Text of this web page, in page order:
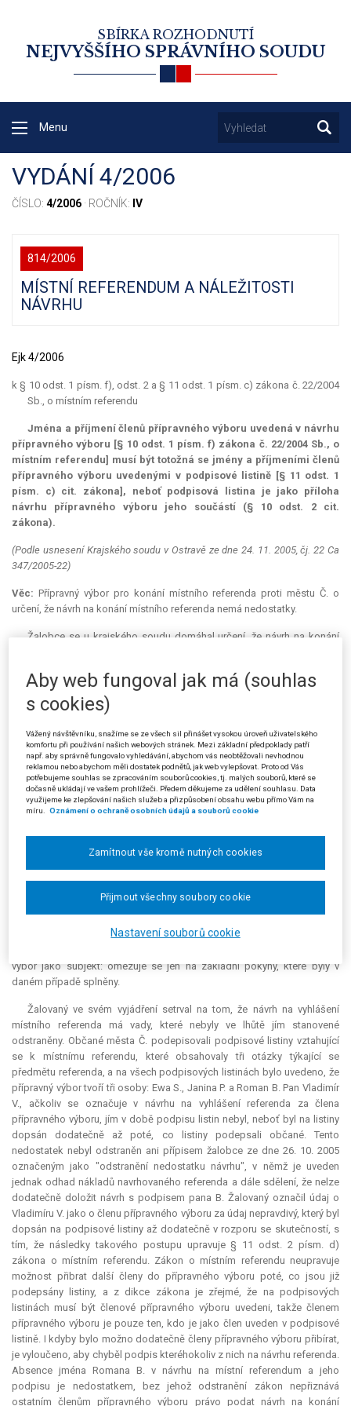
SBÍRKA ROZHODNUTÍ
NEJVYŠŠÍHO SPRÁVNÍHO SOUDU
Menu
VYDÁNÍ 4/2006
ČÍSLO: 4/2006 · ROČNÍK: IV
814/2006
MÍSTNÍ REFERENDUM A NÁLEŽITOSTI
NÁVRHU
Ejk 4/2006
k § 10 odst. 1 písm. f), odst. 2 a § 11 odst. 1 písm. c) zákona č. 22/2004
Sb., o místním referendu
Jména a příjmení členů přípravného výboru uvedená v návrhu
přípravného výboru [§ 10 odst. 1 písm. f) zákona č. 22/2004 Sb., o
místním referendu] musí být totožná se jmény a příjmeními členů
přípravného výboru uvedenými v podpisové listině [§ 11 odst. 1
písm. c) cit. zákona], neboť podpisová listina je jako příloha
návrhu přípravného výboru jeho součástí (§ 10 odst. 2 cit.
zákona).
(Podle usnesení Krajského soudu v Ostravě ze dne 24. 11. 2005, čj. 22 Ca
347/2005-22)
Věc: Přípravný výbor pro konání místního referenda proti městu Č. o
určení, že návrh na konání místního referenda nemá nedostatky.
Žalobce se u krajského soudu domáhal určení, že návrh na konání
konání místního referenda odstranil na základě výzvy žalovaného, kterou
obdržel dne 18. 10. 2005, a to ve stanovené lhůtě. Nesouhlasí však s
názorem, že došlo k rozporu ve složení a počtu členů přípravného
výboru, a tím nebyly splněny podmínky stanovené zákonem pro
vyhlášení místního referenda. Původními členy přípravného výboru byli
Ewa S., Janina P. a Roman B. Podpisová akce byla ukončena dne 28. 9.
2005, kdy se přípravnému výboru podařilo shromáždit dostatečný počet
podpisů, tj. 10 % oprávněných osob z počtu obyvatel města. Dne 29. 9.
2005 měl žalobce v úmyslu odevzdat podpisové archy společně s
vysvětlil důvod, proč návrh přípravného výboru nepodepsal. Na každý
podpisový arch a zároveň na návrh přípravného výboru byl proto jako
konání místního referenda podepsal. Takto opravený návrh byl dne 30. 9.
náležitosti stanovené v § 9 - § 11 zákona č. 22/2004 Sb., o místním
výbor jako subjekt: omezuje se jen na základní pokyny, které byly v
daném případě splněny.
Žalovaný ve svém vyjádření setrval na tom, že návrh na vyhlášení
místního referenda má vady, které nebyly ve lhůtě jím stanovené
odstraněny. Občané města Č. podepisovali podpisové listiny vztahující
se k místnímu referendu, které obsahovaly tři otázky týkající se
předmětu referenda, a na všech podpisových listinách bylo uvedeno, že
přípravný výbor tvoří tři osoby: Ewa S., Janina P. a Roman B. Pan Vladimír
V., ačkoliv se označuje v návrhu na vyhlášení referenda za člena
přípravného výboru, jím v době podpisu listin nebyl, neboť byl na listiny
dopsán dodatečně až poté, co listiny podepsali občané. Tento
nedostatek nebyl odstraněn ani přípisem žalobce ze dne 26. 10. 2005
označeným jako "odstranění nedostatku návrhu", v němž je uveden
jednak odhad nákladů navrhovaného referenda a dále sdělení, že nelze
dodatečně doložit návrh s podpisem pana B. Žalovaný označil údaj o
Vladimíru V. jako o členu přípravného výboru za údaj nepravdivý, který byl
dopsán na podpisové listiny až dodatečně v rozporu se skutečností, s
tím, že následky takového postupu upravuje § 11 odst. 2 písm. d)
zákona o místním referendu. Zákon o místním referendu neupravuje
možnost přibrat další členy do přípravného výboru poté, co jsou již
podepsány listiny, a z dikce zákona je zřejmé, že na podpisových
listinách musí být členové přípravného výboru uvedeni, takže členem
přípravného výboru je pouze ten, kdo je jako člen uveden v podpisové
listině. I kdyby bylo možno dodatečně členy přípravného výboru přibírat,
je vyloučeno, aby chyběl podpis kteréhokoliv z nich na návrhu referenda.
Absence jména Romana B. v návrhu na místní referendum a jeho
podpisu je nedostatkem, bez jehož odstranění zákon nepřiznává
ostatním členům přípravného výboru právo podat návrh na konání
Aby web fungoval jak má (souhlas
s cookies)
Vážený návštěvníku, snažíme se ze všech sil přinášet vysokou úroveň uživatelského
komfortu při používání našich webových stránek. Mezi základní předpoklady patří
např. aby správně fungovalo vyhledávání, abychom vás neobtěžovali nevhodnou
reklamou nebo abychom měli dostatek podnětů, jak web vylepšovat. Proto od Vás
potřebujeme souhlas se zpracováním souborů cookies, tj. malých souborů, které se
dočasně ukládají ve vašem prohlížeči. Předem děkujeme za udělení souhlasu. Data
využijeme ke zlepšování našich služeb a přizpůsobení obsahu webu přímo Vám na
míru.
Oznámení o ochraně osobních údajů a souborů cookie
Nastavení souborů cookie
Zamítnout vše kromě nutných cookies
Přijmout všechny soubory cookie